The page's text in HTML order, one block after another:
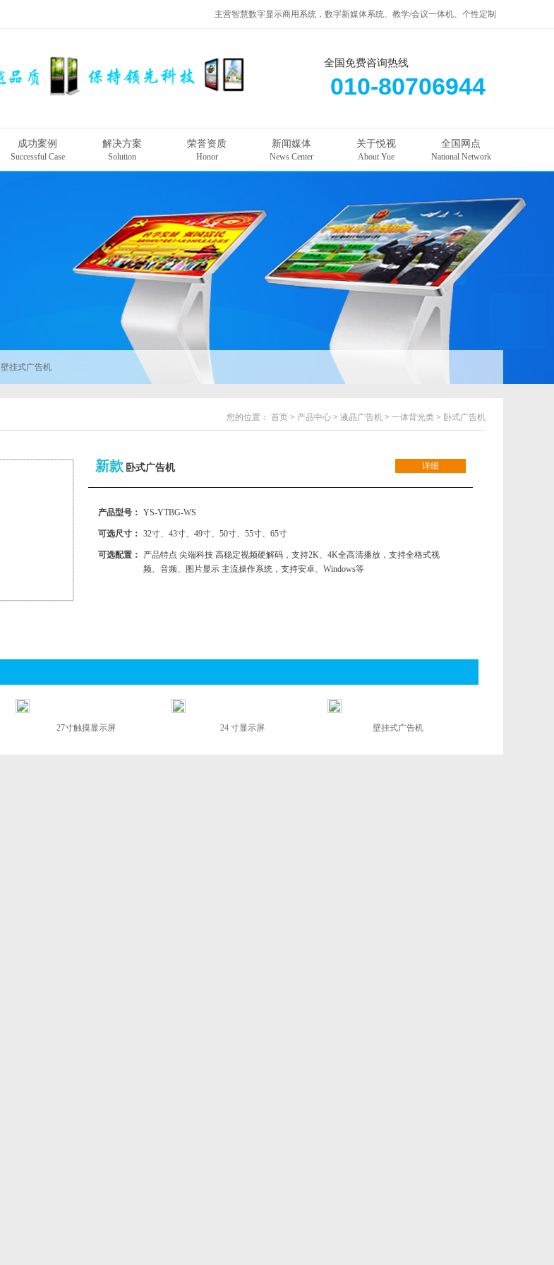
主营智慧数字显示商用系统，数字新媒体系统、教学/会议一体机、个性定制
全国免费咨询热线
010-80706944
成功案例
Successful Case
解决方案
Solution
荣誉资质
Honor
新闻媒体
News Center
关于悦视
About Yue
全国网点
National Network
壁挂式广告机
您的位置： 首页 > 产品中心 > 液晶广告机 > 一体背光类 > 卧式广告机
新款 卧式广告机 详细
产品型号： YS-YTBG-WS
可选尺寸： 32寸、43寸、49寸、50寸、55寸、65寸
可选配置：
产品特点 尖端科技 高稳定视频硬解码，支持2K、4K全高清播放，支持全格式视
频、音频、图片显示 主流操作系统，支持安卓、Windows等
27寸触摸显示屏 24 寸显示屏 壁挂式广告机